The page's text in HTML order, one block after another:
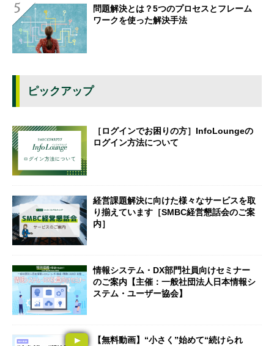
問題解決とは？5つのプロセスとフレーム
ワークを使った解決手法
ピックアップ
［ログインでお困りの方］InfoLoungeの
ログイン方法について
経営課題解決に向けた様々なサービスを取
り揃えています［SMBC経営懇話会のご案
内］
情報システム・DX部門社員向けセミナー
のご案内【主催：一般社団法人日本情報シ
ステム・ユーザー協会】
【無料動画】“小さく”始めて“続けられ